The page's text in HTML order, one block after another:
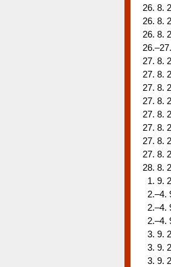
26. 8.
26. 8.
26. 8.
27. 8.
27. 8.
27. 8.
27. 8.
27. 8.
27. 8.
27. 8.
27. 8.
28. 8.
1. 9.
2.–4.
2.–4.
2.–4.
3. 9.
3. 9.
3. 9.